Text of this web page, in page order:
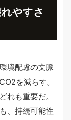
やすさ
境配慮の文脈
を減らす。
れも重要だ。
、持続可能性